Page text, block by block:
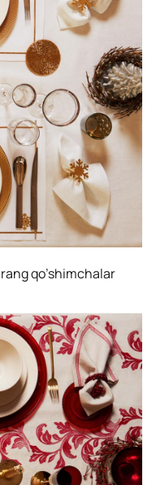
qo’shimchalar